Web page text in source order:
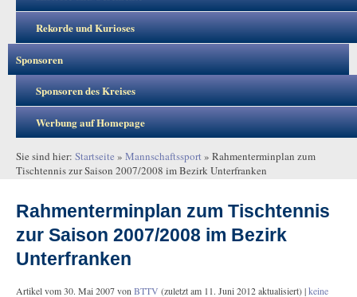
Rekorde und Kurioses
Sponsoren
Sponsoren des Kreises
Werbung auf Homepage
Sie sind hier: Startseite » Mannschaftssport » Rahmenterminplan zum
Tischtennis zur Saison 2007/2008 im Bezirk Unterfranken
Rahmenterminplan zum Tischtennis
zur Saison 2007/2008 im Bezirk
Unterfranken
Artikel vom30. Mai 2007von BTTV (zuletzt am 11. Juni 2012aktualisiert) |keine